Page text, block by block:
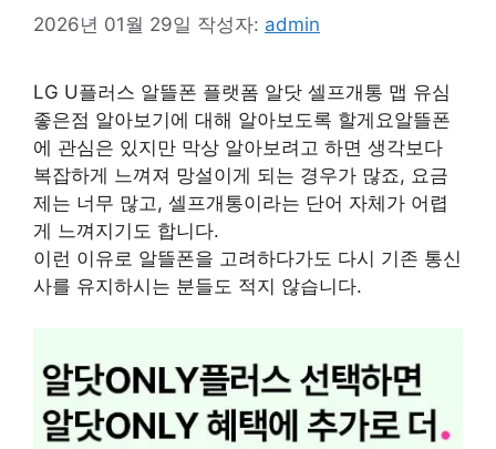
2026년 01월 29일 작성자: admin
LG U플러스 알뜰폰 플랫폼 알닷 셀프개통 맵 유심
좋은점 알아보기에 대해 알아보도록 할게요알뜰폰
에 관심은 있지만 막상 알아보려고 하면 생각보다
복잡하게 느껴져 망설이게 되는 경우가 많죠, 요금
제는 너무 많고, 셀프개통이라는 단어 자체가 어렵
게 느껴지기도 합니다.
이런 이유로 알뜰폰을 고려하다가도 다시 기존 통신
사를 유지하시는 분들도 적지 않습니다.